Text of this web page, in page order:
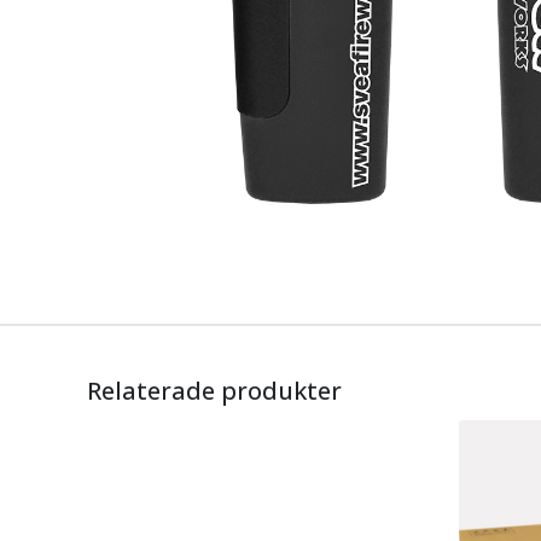
Relaterade produkter